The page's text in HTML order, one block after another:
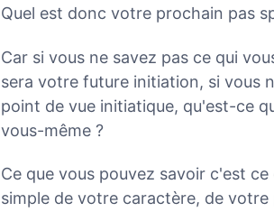
Quel est donc votre prochain pas
Car si vous ne savez pas ce qui
sera votre future initiation, si vous
point de vue initiatique, qu'est-ce
vous-même ?
Ce que vous pouvez savoir c'est
simple de votre caractère, de